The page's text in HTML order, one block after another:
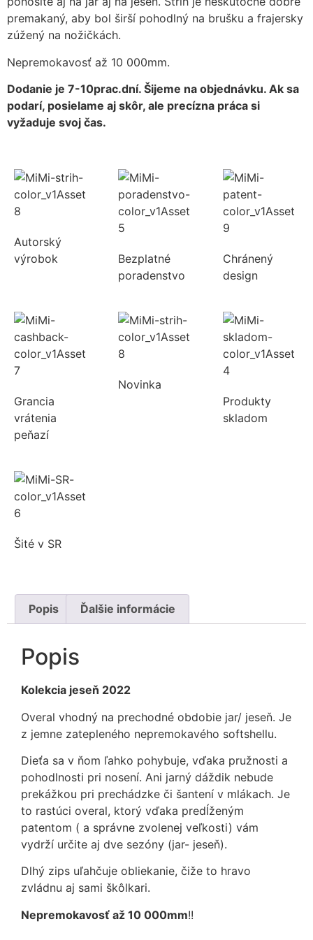
premakaný, aby bol širší pohodlný na brušku a frajersky
zúžený na nožičkách.
Nepremokavosť až 10 000mm.
Dodanie je 7-10prac.dní. Šijeme na objednávku. Ak sa
podarí, posielame aj skôr, ale precízna práca si
vyžaduje svoj čas.
Autorský
výrobok
Bezplatné
poradenstvo
Chránený
design
Grancia
vrátenia
peňazí
Novinka
Produkty
skladom
Šité v SR
Popis Ďalšie informácie
Popis
Kolekcia jeseň 2022
Overal vhodný na prechodné obdobie jar/ jeseň. Je
z jemne zatepleného nepremokavého softshellu.
Dieťa sa v ňom ľahko pohybuje, vďaka pružnosti a
pohodlnosti pri nosení. Ani jarný dáždik nebude
prekážkou pri prechádzke či šantení v mlákach. Je
to rastúci overal, ktorý vďaka predĺženým
patentom ( a správne zvolenej veľkosti) vám
vydrží určite aj dve sezóny (jar- jeseň).
Dlhý zips uľahčuje obliekanie, čiže to hravo
zvládnu aj sami škôlkari.
Nepremokavosť až 10 000mm!!